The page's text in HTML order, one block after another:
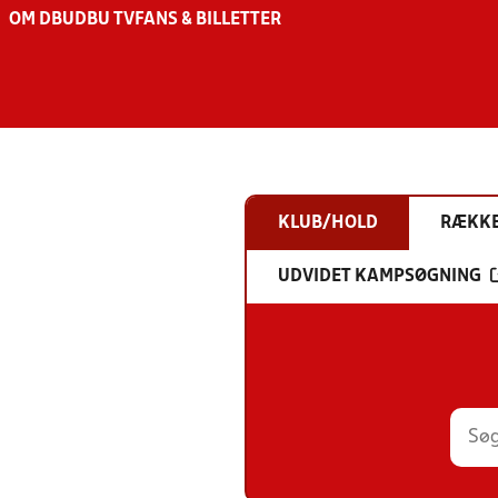
OM DBU DBU TV FANS & BILLETTER
KLUB/HOLD
UDVIDET KAMPSØGNING